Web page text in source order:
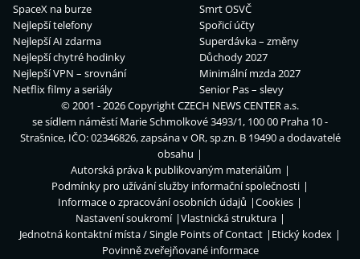
SpaceX na burze
Nejlepší telefony
Nejlepší AI zdarma
Nejlepší chytré hodinky
Nejlepší VPN – srovnání
Netflix filmy a seriály
Smrt OSVČ
Spořicí účty
Superdávka – změny
Důchody 2027
Minimální mzda 2027
Senior Pas – slevy
© 2001 - 2026 CopyrightCZECH NEWS CENTER a.s.
se sídlem náměstí Marie Schmolkové 3493/1, 100 00 Praha 10 -
Strašnice, IČO: 02346826, zapsána v OR, sp.zn. B 19490 a dodavatelé
obsahu
Autorská práva k publikovaným materiálům
Podmínky pro užívání služby informační společnosti
Informace o zpracování osobních údajů
Cookies
Nastavení soukromí
Vlastnická struktura
Jednotná kontaktní místa / Single Points of Contact
Etický kodex
Povinně zveřejňované informace